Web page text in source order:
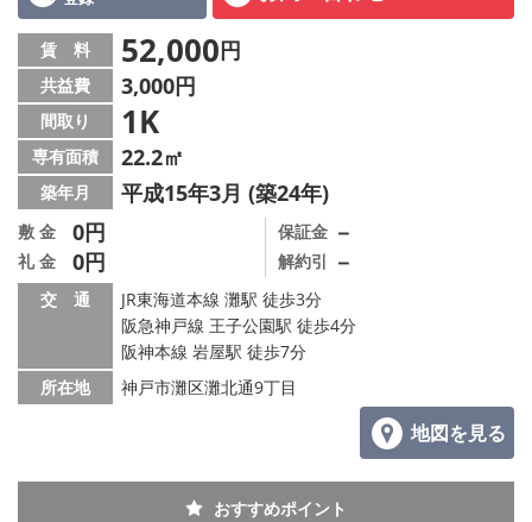
賃 料 52,000円
共益費 3,000円
間取り 1K
専有面積 22.2㎡
築年月 平成15年3月 (築24年)
敷 金 0円
礼 金 0円
保証金 －
解約引 －
交 通
JR東海道本線 灘駅 徒歩3分
阪急神戸線 王子公園駅 徒歩4分
阪神本線 岩屋駅 徒歩7分
所在地
神戸市灘区灘北通9丁目
地図を見る
おすすめポイント